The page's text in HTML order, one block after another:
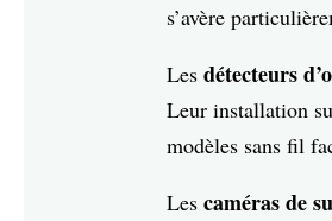
s’avère
Lesdétecteurs
Leur installation
modèles sans fil
Lescaméras de